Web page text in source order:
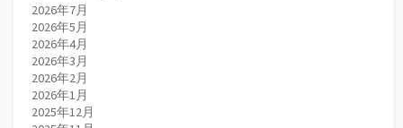
2026年7月
2026年5月
2026年4月
2026年3月
2026年2月
2026年1月
2025年12月